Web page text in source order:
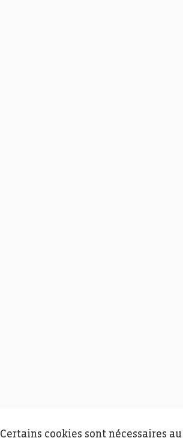
Certains cookies sont nécessaires